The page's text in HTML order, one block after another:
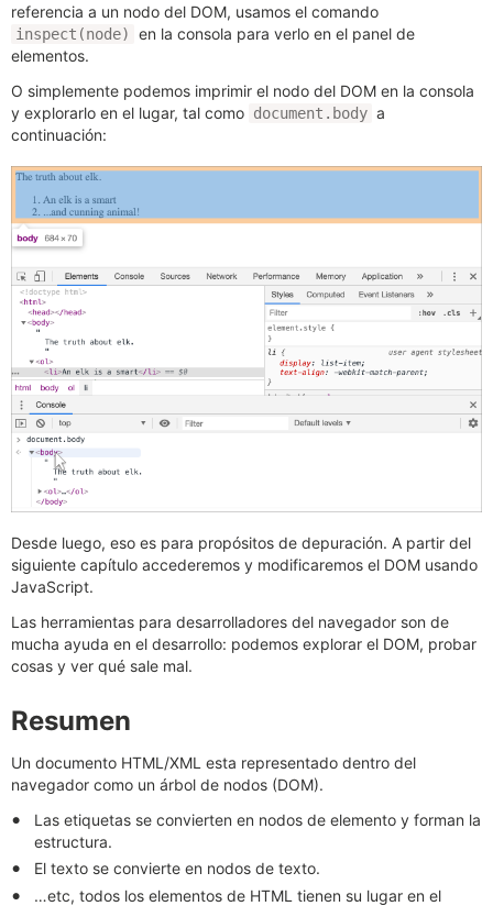
referencia a un nodo del DOM, usamos el comando
inspect(node)
en la consola para verlo en el panel de
elementos.
O simplemente podemos imprimir el nodo del DOM en la consola
y explorarlo en el lugar, tal como document.body a
continuación:
Desde luego, eso es para propósitos de depuración. A partir del
siguiente capítulo accederemos y modificaremos el DOM usando
JavaScript.
Las herramientas para desarrolladores del navegador son de
mucha ayuda en el desarrollo: podemos explorar el DOM, probar
cosas y ver qué sale mal.
Resumen
Un documento HTML/XML esta representado dentro del
navegador como un árbol de nodos (DOM).
Las etiquetas se convierten en nodos de elemento y forman la
estructura.
El texto se convierte en nodos de texto.
…etc, todos los elementos de HTML tienen su lugar en el